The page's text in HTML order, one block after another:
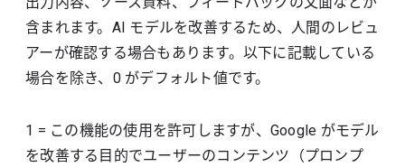
含まれます。AI モデルを改善するため、人間のレビュ
アーが確認する場合もあります。以下に記載している
場合を除き、0 がデフォルト値です。
1 = この機能の使用を許可しますが、Google がモデル
を改善する目的でユーザーのコンテンツ（プロンプ